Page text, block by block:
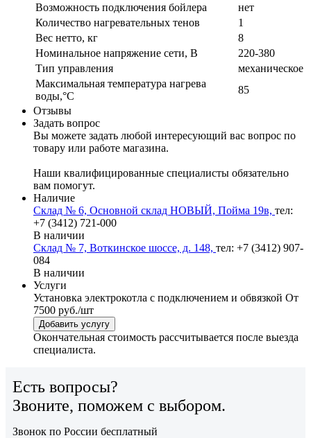
Возможность подключения бойлера
нет
Количество нагревательных тенов
1
Вес нетто, кг
8
Номинальное напряжение сети, В
220-380
Тип управления
механическое
Максимальная температура нагрева
воды,°С
85
Отзывы
Задать вопрос
Вы можете задать любой интересующий вас вопрос по
товару или работе магазина.
Наши квалифицированные специалисты обязательно
вам помогут.
Наличие
Склад № 6, Основной склад НОВЫЙ, Пойма 19в, тел:
+7 (3412) 721-000
В наличии
Склад № 7, Воткинское шоссе, д. 148, тел: +7 (3412) 907-
084
В наличии
Услуги
Установка электрокотла с подключением и обвязкой От
7500 руб./шт
Добавить услугу
Окончательная стоимость рассчитывается после выезда
специалиста.
Есть вопросы?
Звоните, поможем с выбором.
Звонок по России бесплатный